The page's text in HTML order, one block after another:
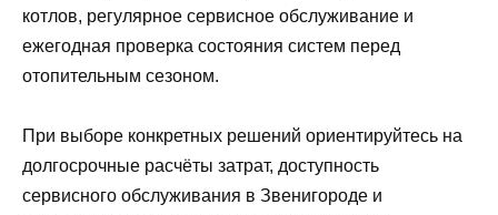
котлов, регулярное сервисное обслуживание и
ежегодная проверка состояния систем перед
отопительным сезоном.
При выборе конкретных решений ориентируйтесь на
долгосрочные расчёты затрат, доступность
сервисного обслуживания в Звенигороде и